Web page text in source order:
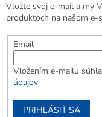
Vložte svoj e-mail a my
produktoch na našom e-
Email
Vložením e-mailu
údajov
PRIHLÁSIŤ SA